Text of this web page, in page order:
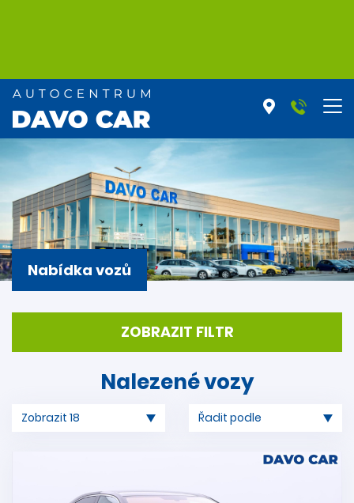
Nabídka vozů
ZOBRAZIT FILTR
Nalezené vozy